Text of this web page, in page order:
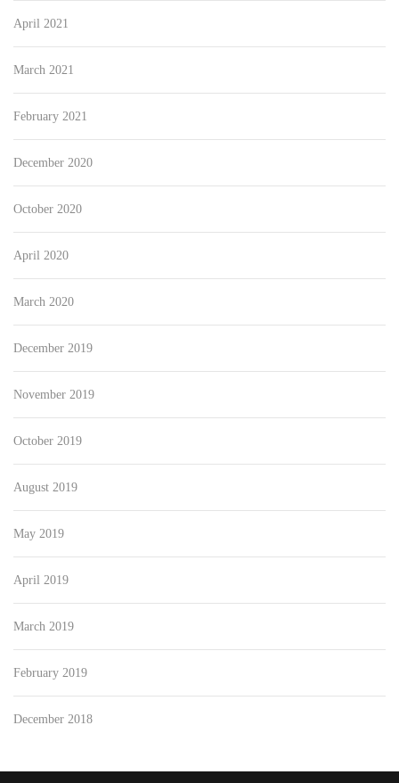
April 2021
March 2021
February 2021
December 2020
October 2020
April 2020
March 2020
December 2019
November 2019
October 2019
August 2019
May 2019
April 2019
March 2019
February 2019
December 2018